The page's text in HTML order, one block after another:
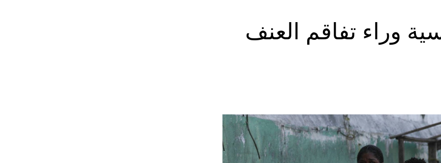
النصر» في التاسع من أيار، فيما أقامت
المعارض أليكسي نافالني، يوليا نافالنايا،
غارقة في النزاعات طالما أنه في السلطة.
من درجة استعداد قاذفات الأسلحة النووية
مع التدريبات الروسية، لافتاً إلى أنّ مناورة
الصاروخية وطائرات «سو 25».
الجنرال فيكتور غوليفيتش إلى أنّه «في
وراء تفاقم العنف